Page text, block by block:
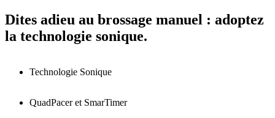
Dites adieu au brossage manuel : adoptez
la technologie sonique.
Technologie Sonique
QuadPacer et SmarTimer